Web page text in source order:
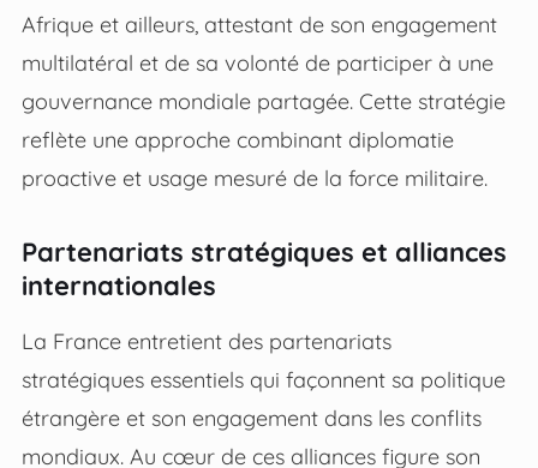
Afrique et ailleurs, attestant de son engagement
multilatéral et de sa volonté de participer à une
gouvernance mondiale partagée. Cette stratégie
reflète une approche combinant diplomatie
proactive et usage mesuré de la force militaire.
Partenariats stratégiques et alliances
internationales
La France entretient des partenariats
stratégiques essentiels qui façonnent sa politique
étrangère et son engagement dans les conflits
mondiaux. Au cœur de ces alliances figure son